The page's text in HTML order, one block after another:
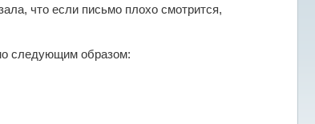
что если письмо плохо смотрится,
следующим образом: